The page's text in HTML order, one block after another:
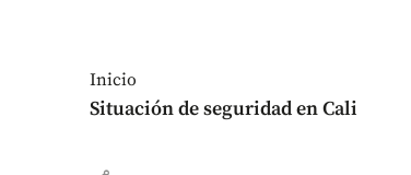
Inicio
Situación de seguridad en Cali